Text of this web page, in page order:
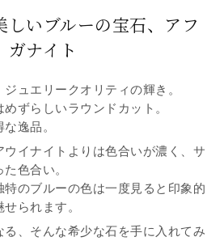
しいブルーの宝石、アフ
ガナイト
ュエリークオリティの輝き。
ずらしいラウンドカット。
逸品。
ウイナイトよりは色合いが濃く、サ
色合い。
特のブルーの色は一度見ると印象的
られます。
、そんな希少な石を手に入れてみ